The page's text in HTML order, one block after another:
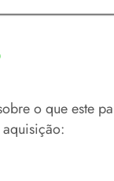
o que este